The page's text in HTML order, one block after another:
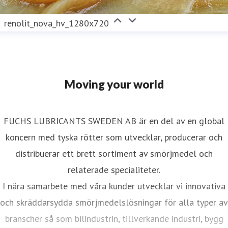
renolit_nova_hv_1280x720
Moving your world
FUCHS LUBRICANTS SWEDEN AB är en del av en global
koncern med tyska rötter som utvecklar, producerar och
distribuerar ett brett sortiment av smörjmedel och
relaterade specialiteter.
I nära samarbete med våra kunder utvecklar vi innovativa
och skräddarsydda smörjmedelslösningar för alla typer av
branscher så som bilindustrin, tillverkande industri, bygg